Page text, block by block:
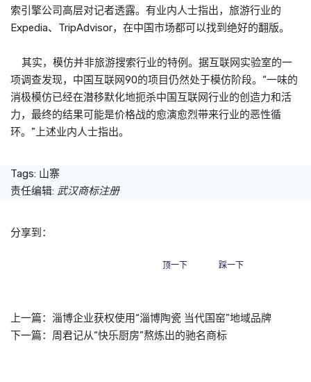
索引擎公司高层对记者透露。有业内人士指出，旅游行业的
Expedia、TripAdvisor，在中国市场都可以找到绝好的翻版。
其实，模仿并非旅游搜索行业的特例。据互联网实验室的一
项调查发现，中国互联网90的项目仍然处于模仿阶段。“一味的
消极模仿已经在潜移默化地扼杀中国互联网行业的创造力和活
力，最终的结果可能是价格战的愈演愈烈带来行业的恶性循
环。”上述业内人士指出。
Tags: 山寨
责任编辑: 武汉商标注册
分享到：
顶一下 踩一下
上一篇： 淄博企业获权使用“淄博陶瓷 当代国窑”地域品牌
下一篇： 周君记从“快乐厨房”熬炼出的驰名商标